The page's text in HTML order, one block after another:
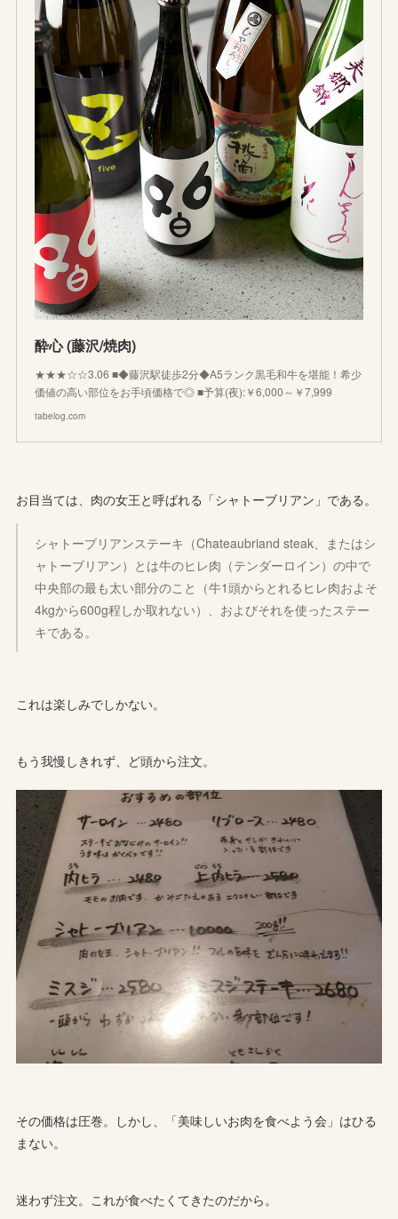
酔心 (藤沢/焼肉)
★★★☆☆3.06 ■◆藤沢駅徒歩2分◆A5ランク黒毛和牛を堪能！希少
価値の高い部位をお手頃価格で◎ ■予算(夜):￥6,000～￥7,999
tabelog.com
お目当ては、肉の女王と呼ばれる「シャトーブリアン」である。
シャトーブリアンステーキ（Chateaubriand steak、またはシ
ャトーブリアン）とは牛のヒレ肉（テンダーロイン）の中で
中央部の最も太い部分のこと（牛1頭からとれるヒレ肉およそ
4kgから600g程しか取れない）、およびそれを使ったステー
キである。
これは楽しみでしかない。
もう我慢しきれず、ど頭から注文。
その価格は圧巻。しかし、「美味しいお肉を食べよう会」はひる
まない。
迷わず注文。これが食べたくてきたのだから。